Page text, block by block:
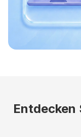
Entdecken